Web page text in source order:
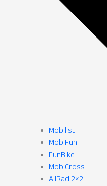
Mobilist
MobiFun
FunBike
MobiCross
AllRad 2×2